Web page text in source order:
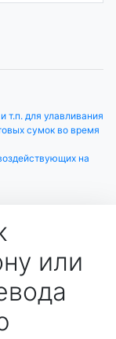
т.п. для улавливания
сумок во время
на
или